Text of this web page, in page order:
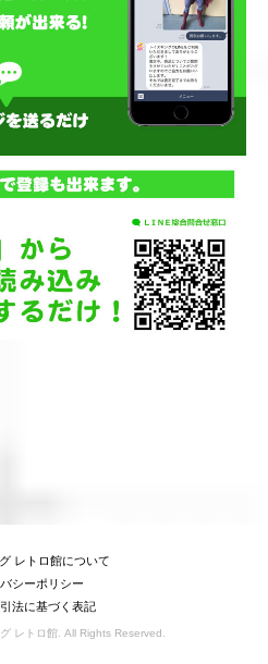
レトロ館について
シーポリシー
法に基づく表記
レトロ館. All Rights Reserved.